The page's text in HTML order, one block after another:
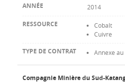
2014
Cobalt
Cuivre
Annexe
Compagnie Minière du Sud-